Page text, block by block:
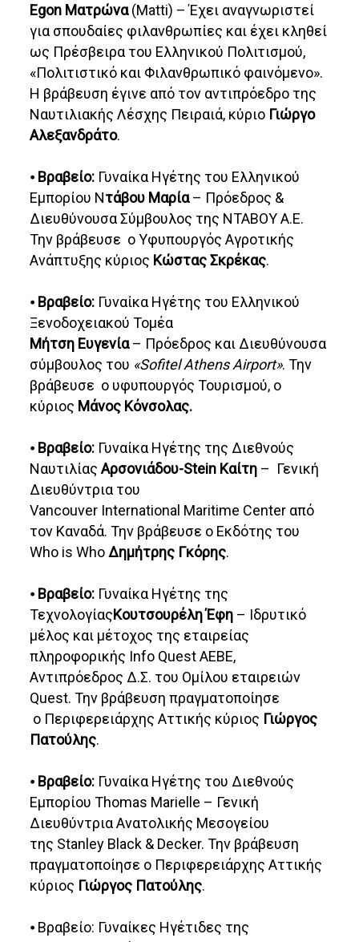
Egon Ματρώνα(Matti) – Έχει αναγνωριστεί
για σπουδαίες φιλανθρωπίες και έχει κληθεί
ως Πρέσβειρα του Ελληνικού Πολιτισμού,
«Πολιτιστικό και Φιλανθρωπικό φαινόμενο».
Η βράβευση έγινε από τον αντιπρόεδρο της
Ναυτιλιακής Λέσχης Πειραιά, κύριο Γιώργο
Αλεξανδράτο.
⦁ Βραβείο: Γυναίκα Ηγέτης του Ελληνικού
Εμπορίου Ντάβου Μαρία– Πρόεδρος &
Διευθύνουσα Σύμβουλος της ΝΤΑΒΟΥ Α.Ε.
Την βράβευσε ο Υφυπουργός Αγροτικής
Ανάπτυξης κύριος Κώστας Σκρέκας.
⦁ Βραβείο: Γυναίκα Ηγέτης του Ελληνικού
Ξενοδοχειακού Τομέα
Μήτση Ευγενία– Πρόεδρος και Διευθύνουσα
σύμβουλος του «Sofitel Athens Airport». Την
βράβευσε ο υφυπουργός Τουρισμού, ο
κύριος Μάνος Κόνσολας.
⦁ Βραβείο: Γυναίκα Ηγέτης της Διεθνούς
ΝαυτιλίαςΑρσονιάδου-Stein Καίτη – Γενική
Διευθύντρια του
Vancouver International Maritime Center από
τον Καναδά. Την βράβευσε ο Εκδότης του
Who is Who Δημήτρης Γκόρης.
⦁ Βραβείο: Γυναίκα Ηγέτης της
ΤεχνολογίαςΚουτσουρέλη Έφη – Ιδρυτικό
μέλος και μέτοχος της εταιρείας
πληροφορικής Info Quest ΑΕΒΕ,
Αντιπρόεδρος Δ.Σ. του Ομίλου εταιρειών
Quest. Την βράβευση πραγματοποίησε
ο Περιφερειάρχης Αττικής κύριος Γιώργος
Πατούλης.
⦁ Βραβείο: Γυναίκα Ηγέτης του Διεθνούς
Εμπορίου Thomas Marielle – Γενική
Διευθύντρια Ανατολικής Μεσογείου
της Stanley Black & Decker. Την βράβευση
πραγματοποίησε ο Περιφερειάρχης Αττικής
κύριος Γιώργος Πατούλης.
⦁ Βραβείο: Γυναίκες Ηγέτιδες της